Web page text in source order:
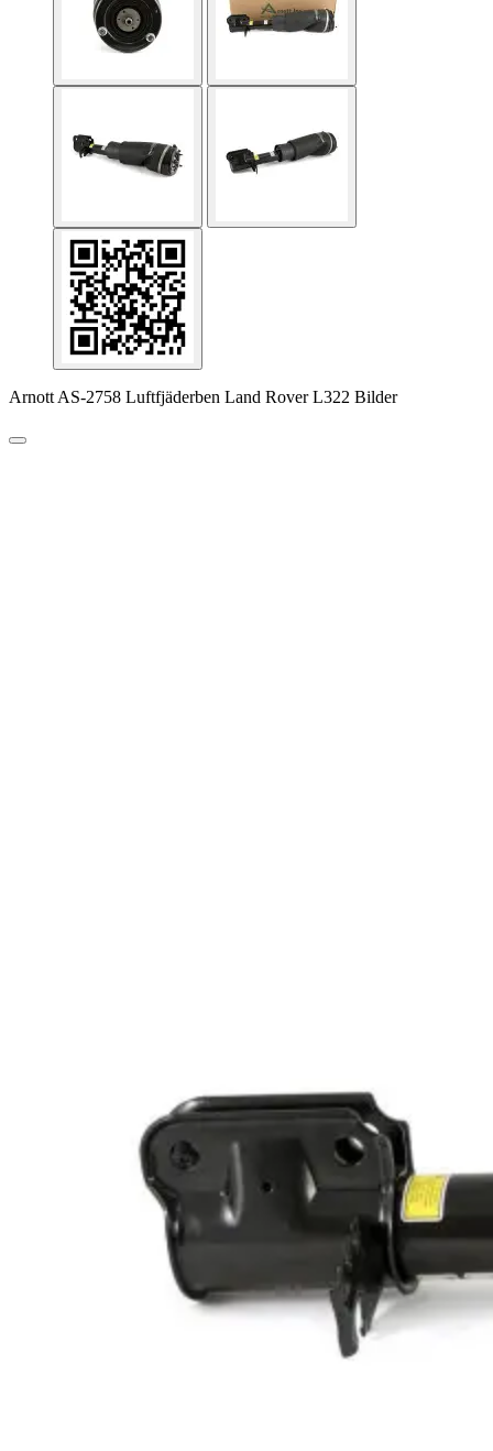
Arnott AS-2758 Luftfjäderben Land Rover L322 Bilder